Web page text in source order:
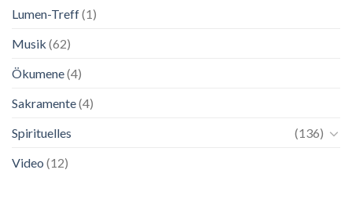
Lumen-Treff(1)
Musik (62)
Ökumene(4)
Sakramente(4)
Spirituelles
(136)
Video (12)